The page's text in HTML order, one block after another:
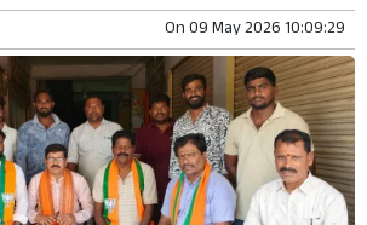
On09 May 2026 10:09:29